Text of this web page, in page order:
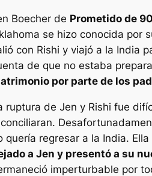
Boecher de Prometido de
se hizo conocida por
con Rishi y viajó a la India
de que no estaba
por parte de los
ruptura de Jen y Rishi fue
quería regresar a la India.
a Jen y presentó a su
imperturbable por